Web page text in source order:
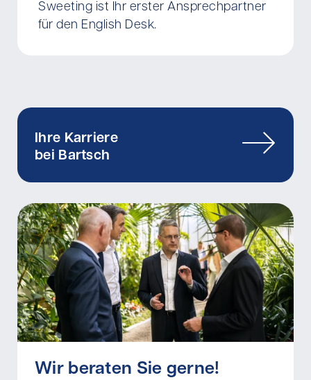
Sweeting ist Ihr erster Ansprechpartner
für den English Desk.
Ihre Karriere
bei Bartsch
Wir beraten Sie gerne!